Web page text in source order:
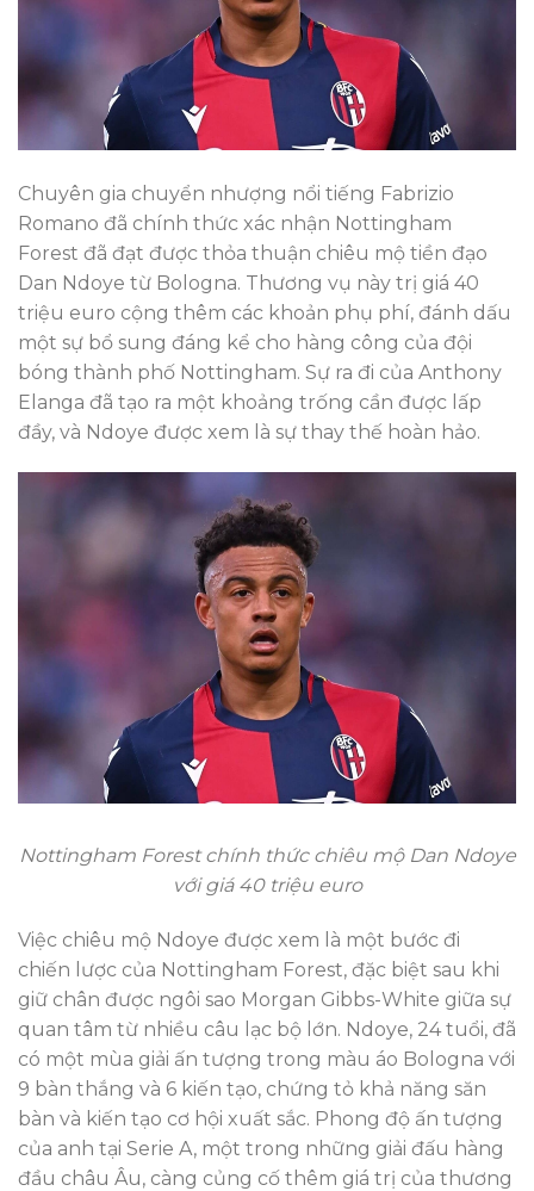
Chuyên gia chuyển nhượng nổi tiếng Fabrizio
Romano đã chính thức xác nhận Nottingham
Forest đã đạt được thỏa thuận chiêu mộ tiền đạo
Dan Ndoye từ Bologna. Thương vụ này trị giá 40
triệu euro cộng thêm các khoản phụ phí, đánh dấu
một sự bổ sung đáng kể cho hàng công của đội
bóng thành phố Nottingham. Sự ra đi của Anthony
Elanga đã tạo ra một khoảng trống cần được lấp
đầy, và Ndoye được xem là sự thay thế hoàn hảo.
Nottingham Forest chính thức chiêu mộ Dan Ndoye
với giá 40 triệu euro
Việc chiêu mộ Ndoye được xem là một bước đi
chiến lược của Nottingham Forest, đặc biệt sau khi
giữ chân được ngôi sao Morgan Gibbs-White giữa sự
quan tâm từ nhiều câu lạc bộ lớn. Ndoye, 24 tuổi, đã
có một mùa giải ấn tượng trong màu áo Bologna với
9 bàn thắng và 6 kiến tạo, chứng tỏ khả năng săn
bàn và kiến tạo cơ hội xuất sắc. Phong độ ấn tượng
của anh tại Serie A, một trong những giải đấu hàng
đầu châu Âu, càng củng cố thêm giá trị của thương